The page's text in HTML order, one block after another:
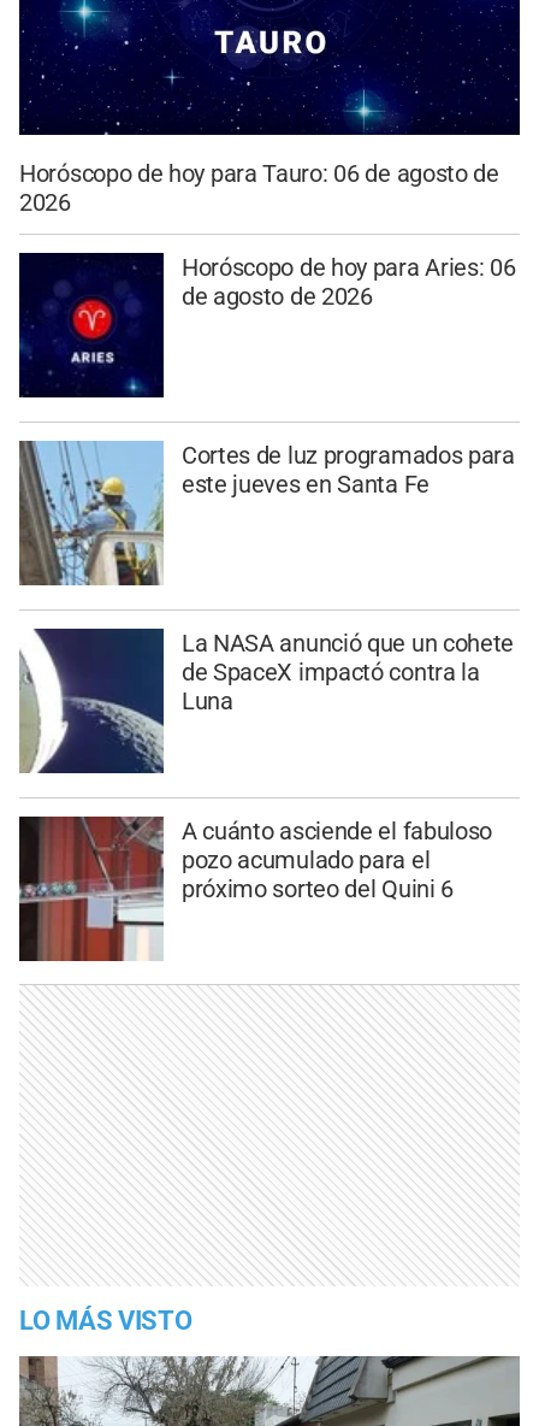
Horóscopo de hoy para Tauro: 06 de agosto de
2026
Horóscopo de hoy para Aries: 06
de agosto de 2026
Cortes de luz programados para
este jueves en Santa Fe
La NASA anunció que un cohete
de SpaceX impactó contra la
Luna
A cuánto asciende el fabuloso
pozo acumulado para el
próximo sorteo del Quini 6
LO MÁS VISTO